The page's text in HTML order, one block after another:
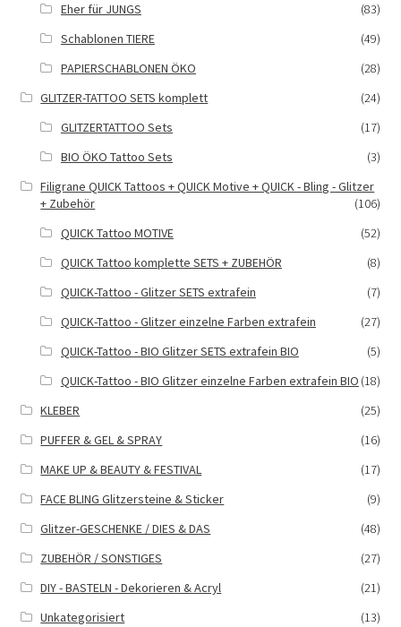
Eher für JUNGS
(83)
Schablonen TIERE
(49)
PAPIERSCHABLONEN ÖKO
(28)
GLITZER-TATTOO SETS komplett
(24)
GLITZERTATTOO Sets
(17)
BIO ÖKO Tattoo Sets
(3)
Filigrane QUICK Tattoos + QUICK Motive + QUICK - Bling - Glitzer
+ Zubehör
(106)
QUICK Tattoo MOTIVE
(52)
QUICK Tattoo komplette SETS + ZUBEHÖR
(8)
QUICK-Tattoo - Glitzer SETS extrafein
(7)
QUICK-Tattoo - Glitzer einzelne Farben extrafein
(27)
QUICK-Tattoo - BIO Glitzer SETS extrafein BIO
(5)
QUICK-Tattoo - BIO Glitzer einzelne Farben extrafein BIO (18)
KLEBER
(25)
PUFFER & GEL & SPRAY
(16)
MAKE UP & BEAUTY & FESTIVAL
(17)
FACE BLING Glitzersteine & Sticker
(9)
Glitzer-GESCHENKE / DIES & DAS
(48)
ZUBEHÖR / SONSTIGES
(27)
DIY - BASTELN - Dekorieren & Acryl
(21)
Unkategorisiert
(13)